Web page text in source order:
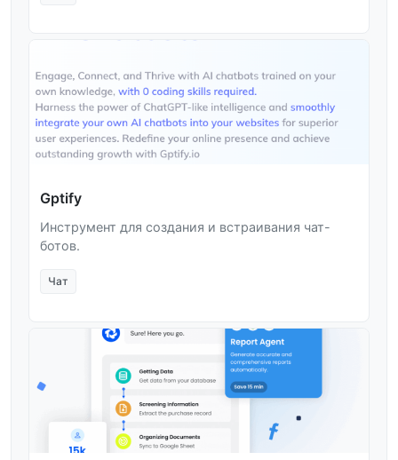
Gptify
Инструмент для создания и встраивания чат-
ботов.
Чат